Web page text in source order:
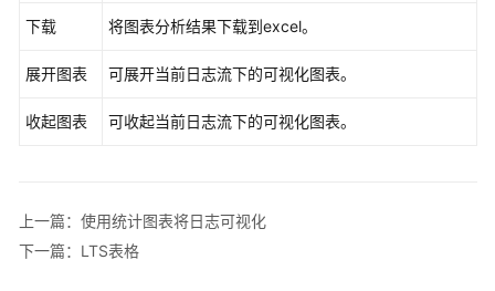
志
分
析
下载 将图表分析结果下载到excel。
展开图表 可展开当前日志流下的可视化图表。
收起图表 可收起当前日志流下的可视化图表。
上一篇：使用统计图表将日志可视化
下一篇：LTS表格